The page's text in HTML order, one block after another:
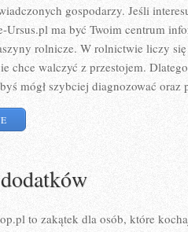
gospodarzy. Jeśli
Ursus.pl ma być Twoim centrum
rolnicze. W rolnictwie liczy
chce walczyć z przestojem.
mógł szybciej diagnozować oraz
to zakątek dla osób, które